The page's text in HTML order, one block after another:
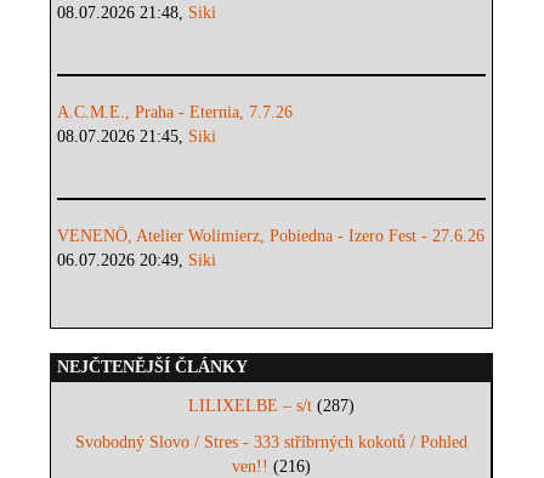
08.07.2026 21:48, Siki
A.C.M.E., Praha - Eternia, 7.7.26
08.07.2026 21:45, Siki
VENENÖ, Atelier Wolimierz, Pobiedna - Izero Fest - 27.6.26
06.07.2026 20:49, Siki
NEJČTENĚJŠÍ ČLÁNKY
LILIXELBE – s/t(287)
Svobodný Slovo / Stres - 333 stříbrných kokotů / Pohled
ven!! (216)